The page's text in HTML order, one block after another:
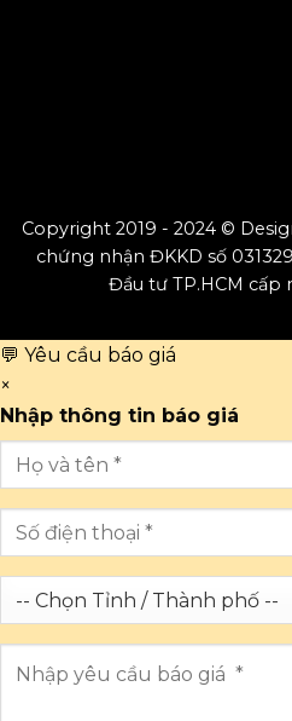
Copyright 2019 - 2024 ©
chứng nhận ĐKKD số
Đầu tư TP.HCM cấp
💬 Yêu cầu báo giá
×
Nhập thông tin báo giá